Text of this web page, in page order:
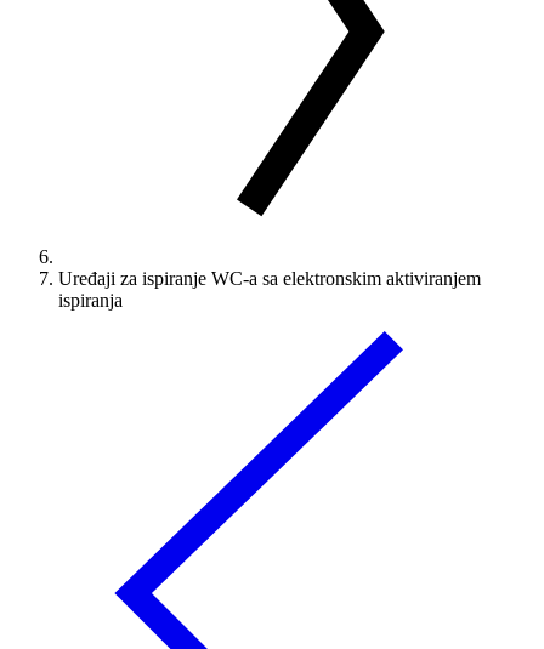
Uređaji za ispiranje WC-a sa elektronskim aktiviranjem
ispiranja